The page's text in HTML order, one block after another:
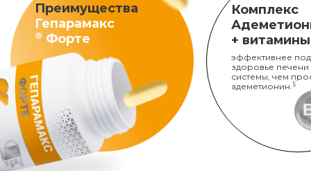
Преимущества
Гепарамакс
® Форте
Комплекс
+
эффективнее
здоровье печени
системы, чем
адеметионин. 5